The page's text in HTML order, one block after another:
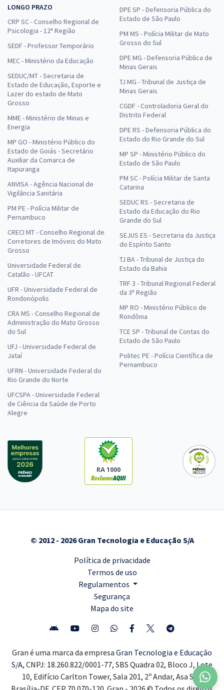
LONGO PRAZO
CRP SC - Conselho Regional de
Psicologia - 12ª Região
SEDF - Professor Temporário
MEC - Ministério da Educação
SEDUC/MT - Secretaria de
Estado de Educação, Esporte e
Lazer do estado de Mato
Grosso
MME - Ministério de Minas e
Energia
MP GO - Ministério Público do
Estado de Goiás - Secretário
Auxiliar da Comarca de
Itapuranga
ANVISA - Agência Nacional de
Vigilância Sanitária
PM PE - Polícia Militar de
Pernambuco
CRECI MT - Conselho Regional de
Corretores de Imóveis do Mato
Grosso
Universidade Federal de
Catalão - UFCAT
UFR - Universidade Federal de
Rondonópolis
CRA MS - Conselho Regional de
Administração do Mato Grosso
do Sul
UFJ - Universidade Federal de
Jataí
UFRN - Universidade Federal do
Rio Grande do Norte
UFCSPA - Universidade Federal
de Ciência da Saúde de Porto
Alegre
DPE SP - Defensoria Pública do
Estado de São Paulo
PM MS - Polícia Militar de Mato
Grosso do Sul
DPE MG - Defensoria Pública de
Minas Gerais
TJ MG - Tribunal de Justiça de
Minas Gerais
CGDF - Controladoria Geral do
Distrito Federal
DPE RS - Defensoria Pública do
Estado do Rio Grande do Sul
MP SP - Ministério Público do
Estado de São Paulo
PM SC - Polícia Militar de Santa
Catarina
SEDUC RS - Secretaria de
Estado da Educação do Rio
Grande do Sul
SEJUS ES - Secretaria da Justiça
do Espírito Santo
TJ BA - Tribunal de Justiça do
Estado da Bahia
TRF 3 - Tribunal Regional Federal
da 3ª Região
MP RO - Ministério Público de
Rondônia
TCE SP - Tribunal de Contas do
Estado de São Paulo
Politec PE - Polícia Científica de
Pernambuco
RA 1000
© 2012 - 2026 Gran Tecnologia e Educação S/A
Política de privacidade
Termos de uso
Regulamentos
Segurança
Mapa do site
Gran é uma marca da empresa Gran Tecnologia e Educação
S/A, CNPJ: 18.260.822/0001-77, SBS Quadra 02, Bloco J, Lote
10, Edifício Carlton Tower, Sala 201, 2º Andar, Asa Sul,